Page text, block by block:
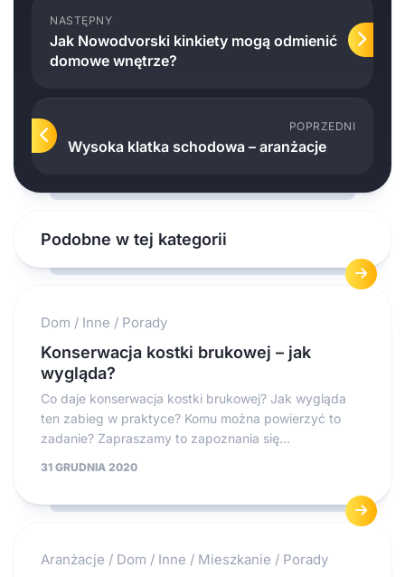
NASTĘPNY
Jak Nowodvorski kinkiety mogą odmienić
domowe wnętrze?
POPRZEDNI
Wysoka klatka schodowa – aranżacje
Podobne w tej kategorii
Dom / Inne / Porady
Konserwacja kostki brukowej – jak
wygląda?
Co daje konserwacja kostki brukowej? Jak wygląda
ten zabieg w praktyce? Komu można powierzyć to
zadanie? Zapraszamy to zapoznania się...
31 GRUDNIA 2020
Aranżacje / Dom / Inne / Mieszkanie / Porady